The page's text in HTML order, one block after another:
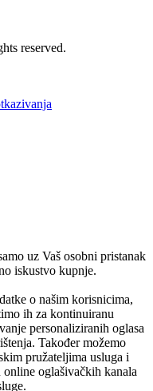
reserved.
uz Vaš osobni pristanak
iskustvo kupnje.
o našim korisnicima,
ih za kontinuiranu
personaliziranih oglasa
Također možemo
pružateljima usluga i
oglašivačkih kanala